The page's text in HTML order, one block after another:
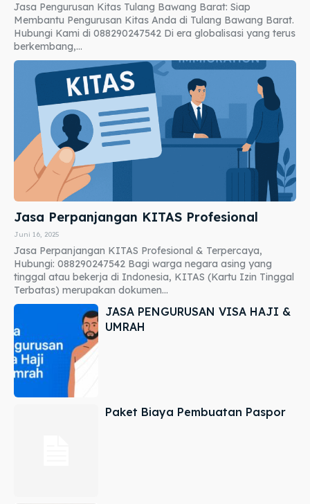
Jasa Pengurusan Kitas Tulang Bawang Barat: Siap
Membantu Pengurusan Kitas Anda di Tulang Bawang Barat.
Hubungi Kami di 088290247542 Di era globalisasi yang terus
berkembang,...
Jasa Perpanjangan KITAS Profesional
Juni 16, 2025
Jasa Perpanjangan KITAS Profesional & Terpercaya,
Hubungi: 088290247542 Bagi warga negara asing yang
tinggal atau bekerja di Indonesia, KITAS (Kartu Izin Tinggal
Terbatas) merupakan dokumen...
JASA PENGURUSAN VISA HAJI &
UMRAH
Paket Biaya Pembuatan Paspor